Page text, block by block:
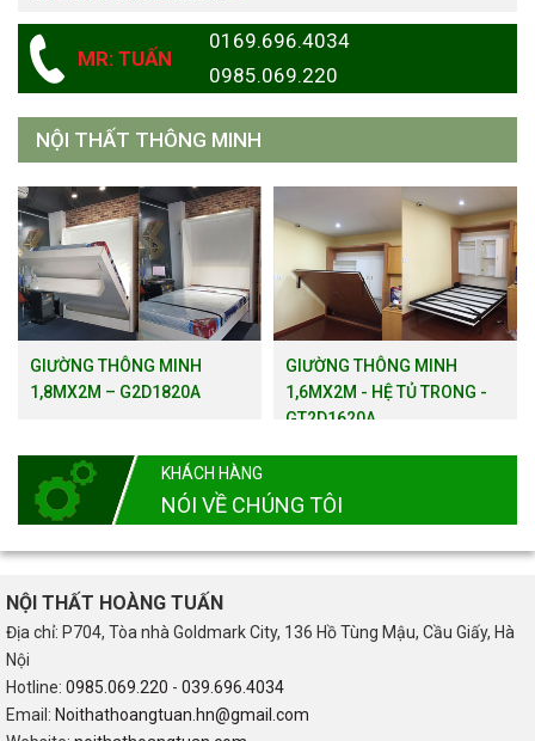
MR: TUẤN
0169.696.4034
0985.069.220
NỘI THẤT THÔNG MINH
GIƯỜNG THÔNG MINH
1,8MX2M – G2D1820A
GIƯỜNG THÔNG MINH
1,6MX2M - HỆ TỦ TRONG -
GT2D1620A
KHÁCH HÀNG
NÓI VỀ CHÚNG TÔI
NỘI THẤT HOÀNG TUẤN
Địa chỉ: P704, Tòa nhà Goldmark City, 136 Hồ Tùng Mậu, Cầu Giấy, Hà
Nội
Hotline: 0985.069.220 - 039.696.4034
Email: Noithathoangtuan.hn@gmail.com